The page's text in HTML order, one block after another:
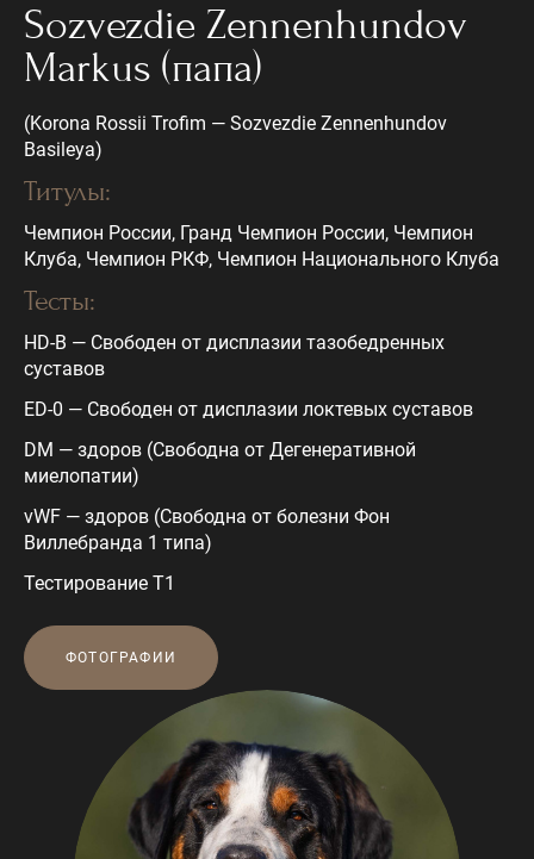
Sozvezdie Zennenhundov
Markus (папа)
(Korona Rossii Trofim — Sozvezdie Zennenhundov
Basileya)
Титулы:
Чемпион России, Гранд Чемпион России, Чемпион
Клуба, Чемпион РКФ, Чемпион Национального Клуба
Тесты:
HD-В — Свободен от дисплазии тазобедренных
суставов
ED-0 — Свободен от дисплазии локтевых суставов
DM — здоров (Свободна от Дегенеративной
миелопатии)
vWF — здоров (Свободна от болезни Фон
Виллебранда 1 типа)
Тестирование Т1
ФОТОГРАФИИ